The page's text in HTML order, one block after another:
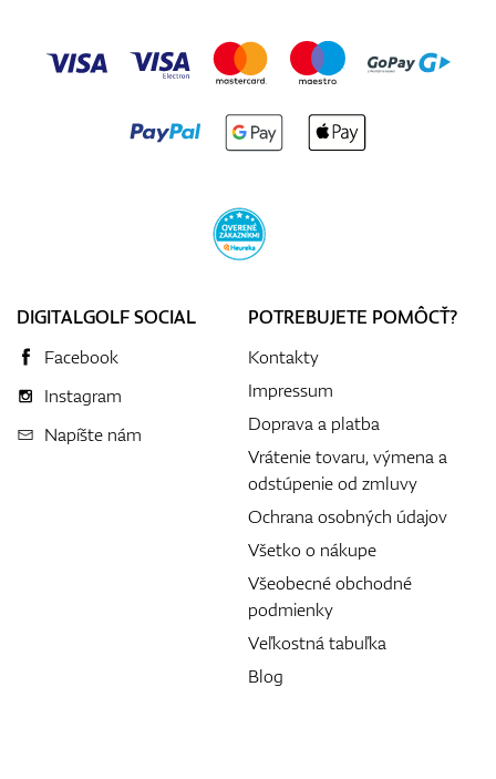
DIGITALGOLF SOCIAL
Facebook
Instagram
Napíšte nám
POTREBUJETE POMÔCŤ?
Kontakty
Impressum
Doprava a platba
Vrátenie tovaru, výmena a
odstúpenie od zmluvy
Ochrana osobných údajov
Všetko o nákupe
Všeobecné obchodné
podmienky
Veľkostná tabuľka
Blog